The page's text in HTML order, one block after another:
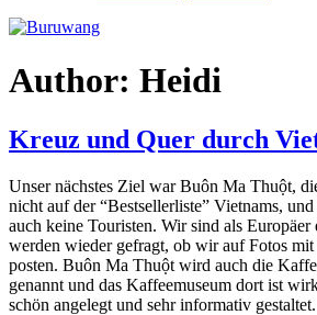
Author: Heidi
Kreuz und Quer durch
Unser nächstes Ziel war Buôn Ma Thuột,
nicht auf der “Bestsellerliste” Vietnams,
auch keine Touristen. Wir sind als Europäer
werden wieder gefragt, ob wir auf Fotos
posten. Buôn Ma Thuột wird auch die
genannt und das Kaffeemuseum dort ist
schön angelegt und sehr informativ gestaltet.